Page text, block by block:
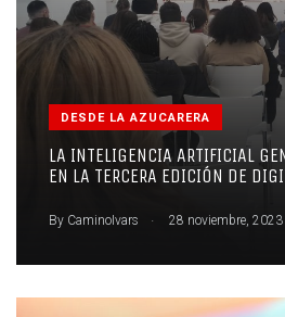
DESDE LA AZUCARERA
LA INTELIGENCIA ARTIFICIAL
EN LA TERCERA EDICIÓN DE
By CaminoIvars 28 noviembre, 2023